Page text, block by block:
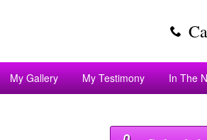
My Gallery My Testimony In The